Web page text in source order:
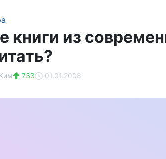
книги из
733 01.01.2008